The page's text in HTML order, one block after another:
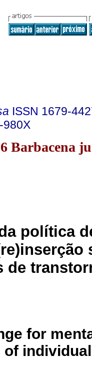
ISSN 1679-
980X
Barbacena
política
de
for